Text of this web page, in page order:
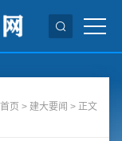
页 > 建大要闻 > 正文